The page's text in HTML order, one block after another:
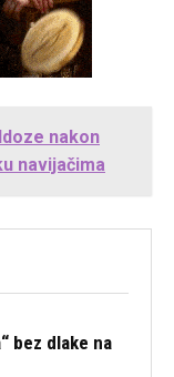
nakon
navijačima
bez dlake na